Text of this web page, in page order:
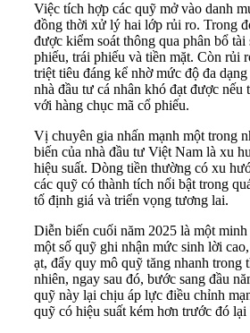
Việc tích hợp các quỹ mở vào danh
đồng thời xử lý hai lớp rủi ro. Trong
được kiểm soát thông qua phân bổ
phiếu, trái phiếu và tiền mặt. Còn rủi
triệt tiêu đáng kể nhờ mức độ đa
nhà đầu tư cá nhân khó đạt được nếu
với hàng chục mã cổ phiếu.
Vị chuyên gia nhấn mạnh một trong
biến của nhà đầu tư Việt Nam là xu
hiệu suất. Dòng tiền thường có xu
các quỹ có thành tích nổi bật trong
tố định giá và triển vọng tương lai.
Diễn biến cuối năm 2025 là một
một số quỹ ghi nhận mức sinh lời
ạt, đẩy quy mô quỹ tăng nhanh trong
nhiên, ngay sau đó, bước sang đầu
quỹ này lại chịu áp lực điều chỉnh
quỹ có hiệu suất kém hơn trước đó lại